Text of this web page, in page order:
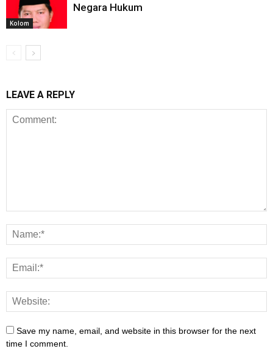
Kolom
Negara Hukum
LEAVE A REPLY
Save my name, email, and website in this browser for the next
time I comment.